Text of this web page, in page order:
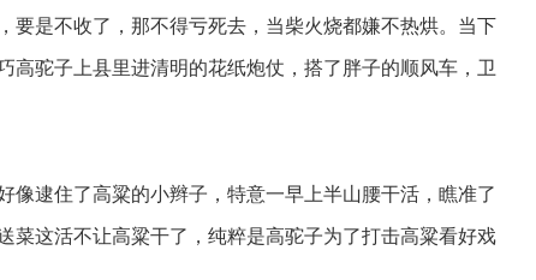
是不收了，那不得亏死去，当柴火烧都嫌不热烘。当下
高驼子上县里进清明的花纸炮仗，搭了胖子的顺风车，卫
逮住了高粱的小辫子，特意一早上半山腰干活，瞧准了
菜这活不让高粱干了，纯粹是高驼子为了打击高粱看好戏